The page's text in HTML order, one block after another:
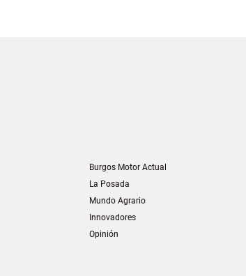
Burgos Motor Actual
La Posada
Mundo Agrario
Innovadores
Opinión